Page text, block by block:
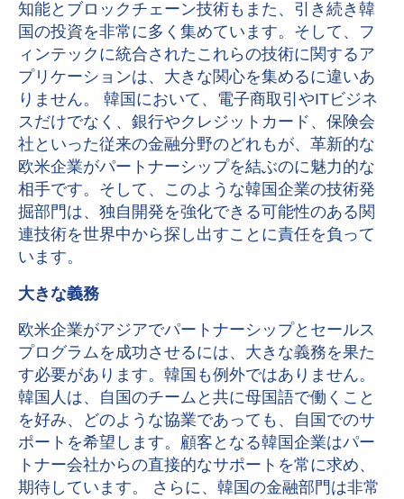
知能とブロックチェーン技術もまた、引き続き韓
国の投資を非常に多く集めています。そして、フ
ィンテックに統合されたこれらの技術に関するア
プリケーションは、大きな関心を集めるに違いあ
りません。 韓国において、電子商取引やITビジネ
スだけでなく、銀行やクレジットカード、保険会
社といった従来の金融分野のどれもが、革新的な
欧米企業がパートナーシップを結ぶのに魅力的な
相手です。そして、このような韓国企業の技術発
掘部門は、独自開発を強化できる可能性のある関
連技術を世界中から探し出すことに責任を負って
います。
大きな義務
欧米企業がアジアでパートナーシップとセールス
プログラムを成功させるには、大きな義務を果た
す必要があります。韓国も例外ではありません。
韓国人は、自国のチームと共に母国語で働くこと
を好み、どのような協業であっても、自国でのサ
ポートを希望します。顧客となる韓国企業はパー
トナー会社からの直接的なサポートを常に求め、
期待しています。 さらに、韓国の金融部門は非常